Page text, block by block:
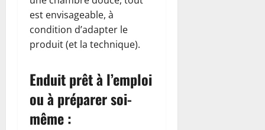
est envisageable, à
condition d’adapter le
produit (et la technique).
Enduit prêt à l’emploi
ou à préparer soi-
même :